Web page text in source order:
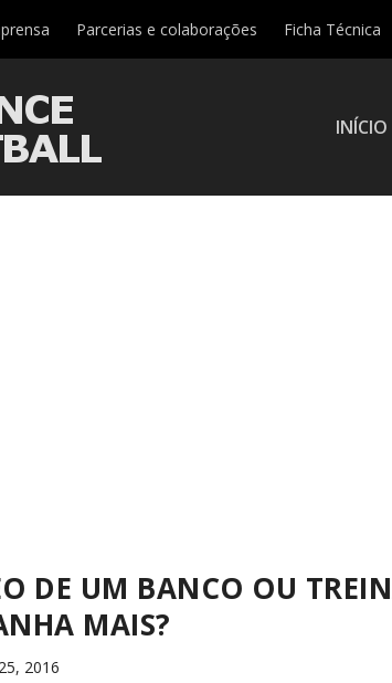
Parcerias e colaborações Ficha Técnica
INÍCIO
DE UM BANCO OU
MAIS?
2016